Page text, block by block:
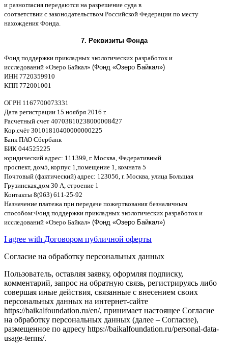
и разногласия передаются на разрешение суда в
соответствии c законодательством Российской Федерации по месту
нахождения Фонда
7. Реквизиты Фонда
Фонд поддержки прикладных экологических разработок и
исследований «Озеро Байкал» (Фонд «Озеро Байкал»)
ИНН 7720359910
KПП 772001001
ОГРН 1167700073331
Дата регистрации 15 ноября 2016 г.
Расчетный счет 40703810238000008427
Кор счёт 30101810400000000225
Банк ПАО Сбербанк
БИК 044525225
юридический адрес: 111399, г. Москва Федеративный
проспект, дом5, корпус 1, помещение 1, комната 5
Почтовый (фактический) адрес: 123056, г. Москва улица Большая
Грузинская дом 30 А строение 1
Контакты 8(963) 611-25-92
Назначение платежа при передаче пожертвования безналичным
способом:Фонд поддержки прикладных экологических разработок и
исследований «Озеро Байкал» (Фонд «Озеро Байкал»)
I agree with Договором публичной оферты
Согласие на обработку персональных данных
Пользователь, оставляя заявку, оформляя подписку,
комментарий, запрос на обратную связь, регистрируясь либо
совершая иные действия, связанные с внесением своих
персональных данных на интернет-сайте
https://baikalfoundation.ru/en/, принимает настоящее Согласие
на обработку персональных данных (далее – Согласие),
размещенное по адресу https://baikalfoundation.ru/personal-data-
usage-terms/.